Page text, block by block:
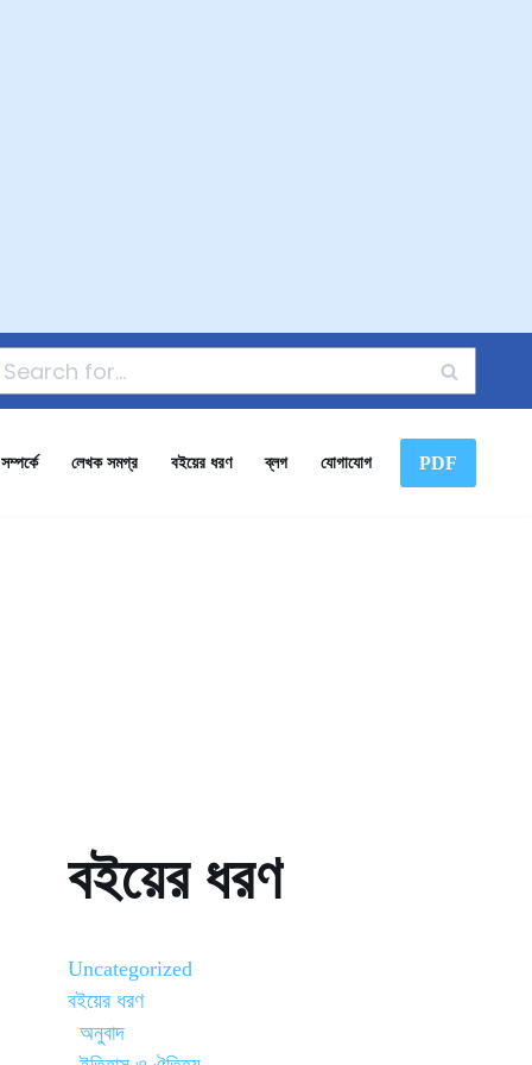
লেখক সমগ্র বইয়ের ধরণ ব্লগ যোগাযোগ PDF
বইয়ের ধরণ
Uncategorized
বইয়ের ধরণ
অনুবাদ